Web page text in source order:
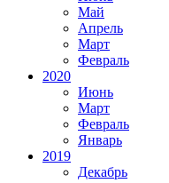
Май
Апрель
Март
Февраль
2020
Июнь
Март
Февраль
Январь
2019
Декабрь